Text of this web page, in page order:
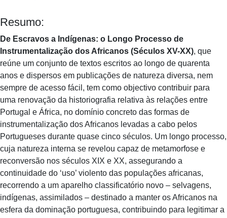
Resumo:
De Escravos a Indígenas: o Longo Processo de
Instrumentalização dos Africanos (Séculos XV-XX), que
reúne um conjunto de textos escritos ao longo de quarenta
anos e dispersos em publicações de natureza diversa, nem
sempre de acesso fácil, tem como objectivo contribuir para
uma renovação da historiografia relativa às relações entre
Portugal e África, no domínio concreto das formas de
instrumentalização dos Africanos levadas a cabo pelos
Portugueses durante quase cinco séculos. Um longo processo,
cuja natureza interna se revelou capaz de metamorfose e
reconversão nos séculos XIX e XX, assegurando a
continuidade do ‘uso’ violento das populações africanas,
recorrendo a um aparelho classificatório novo – selvagens,
indígenas, assimilados – destinado a manter os Africanos na
esfera da dominação portuguesa, contribuindo para legitimar a